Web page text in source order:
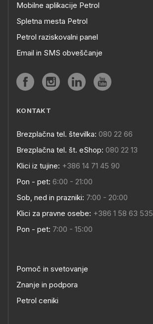
Mobilne aplikacije Petrol
Spletna mesta Petrol
Petrol raziskovalni panel
Email in SMS obveščanje
KONTAKT
Brezplačna tel. številka: 080 22 66
Brezplačna tel. št. eShop: 080 22 13
Klici iz tujine: +386 14 71 45 90
Pon - pet: 6:00 - 21:00
Sob, ned in prazniki: 7:00 - 20:00
Klici za pravne osebe: +386 1 58 63 535
Pon - pet: 7:00 - 15:00
Pomoč in svetovanje
Znanje in podpora
Petrol ceniki